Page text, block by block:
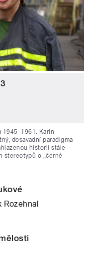
1945–1961. Karin
dosavadní paradigma
historii stále
stereotypů o „černé
Rozehnal